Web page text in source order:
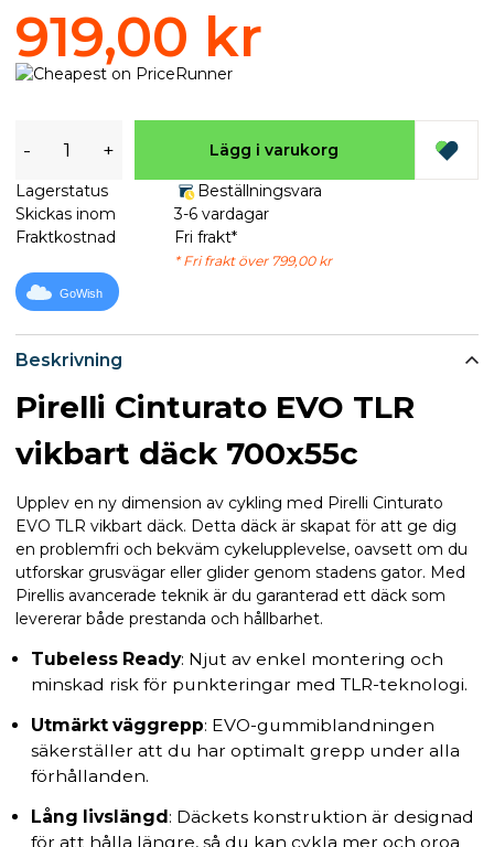
Beskrivning
Pirelli Cinturato EVO TLR
vikbart däck 700x55c
Upplev en ny dimension av cykling med Pirelli Cinturato
EVO TLR vikbart däck. Detta däck är skapat för att ge dig
en problemfri och bekväm cykelupplevelse, oavsett om du
utforskar grusvägar eller glider genom stadens gator. Med
Pirellis avancerade teknik är du garanterad ett däck som
levererar både prestanda och hållbarhet.
Tubeless Ready: Njut av enkel montering och
minskad risk för punkteringar med TLR-teknologi.
Utmärkt väggrepp: EVO-gummiblandningen
säkerställer att du har optimalt grepp under alla
förhållanden.
Lång livslängd : Däckets konstruktion är designad
för att hålla längre, så du kan cykla mer och oroa
919,00 kr
- + Lägg i varukorg
Lagerstatus
Beställningsvara
Skickas inom
3-6 vardagar
Fraktkostnad
Fri frakt*
* Fri frakt över 799,00 kr
GoWish